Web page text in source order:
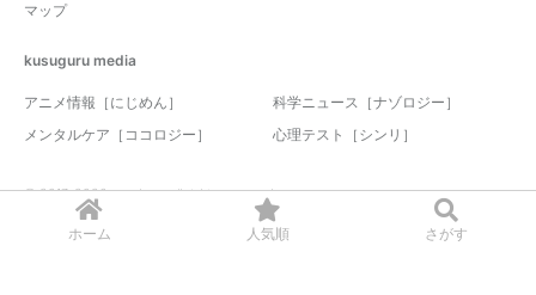
ホーム 人気順 さがす
マップ
kusuguru media
アニメ情報［にじめん］
科学ニュース［ナゾロジー］
メンタルケア［ココロジー］
心理テスト［シンリ］
© 2017-2026 nazology. all rights reserved.